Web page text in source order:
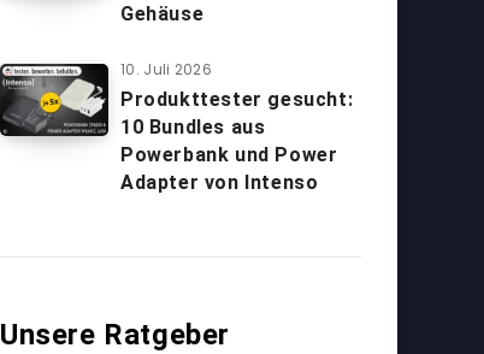
Gehäuse
10. Juli 2026
Produkttester gesucht:
10 Bundles aus
Powerbank und Power
Adapter von Intenso
Unsere Ratgeber